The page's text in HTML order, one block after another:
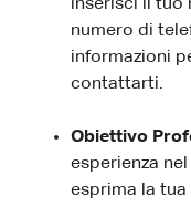
inserisci il tuo
numero di
informazioni
contattarti.
Obiettivo
esperienza
esprima la